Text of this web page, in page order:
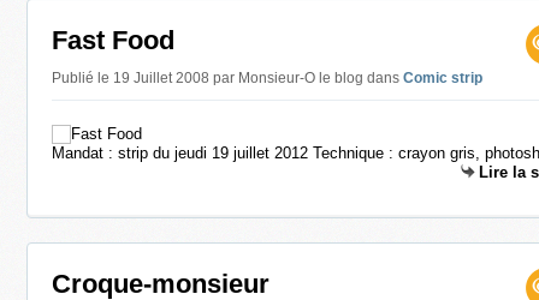
Fast Food
Publié le 19 Juillet 2008 par Monsieur-O le blog dans Comic strip
Mandat : strip du jeudi 19 juillet 2012 Technique : crayon gris,
Lire la
Croque-monsieur